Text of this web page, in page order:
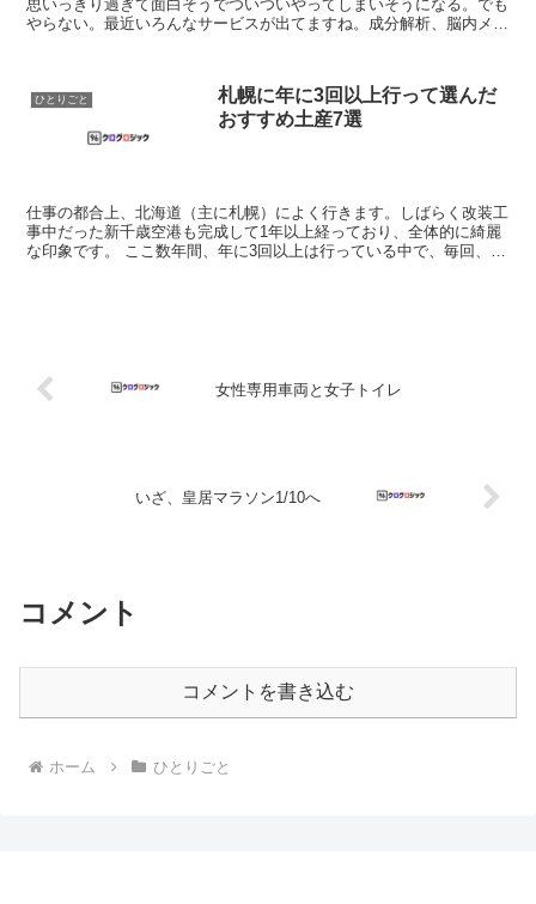
思いっきり過ぎて面白そうでついついやってしまいそうになる。でも
やらない。最近いろんなサービスが出てますね。成分解析、脳内メー
ひとりごと
札幌に年に3回以上行って選んだ
おすすめ土産7選
仕事の都合上、北海道（主に札幌）によく行きます。しばらく改装工
事中だった新千歳空港も完成して1年以上経っており、全体的に綺麗
な印象です。 ここ数年間、年に3回以上は行っている中で、毎回、お
女性専用車両と女子トイレ
いざ、皇居マラソン1/10へ
コメント
コメントを書き込む
ホーム ひとりごと